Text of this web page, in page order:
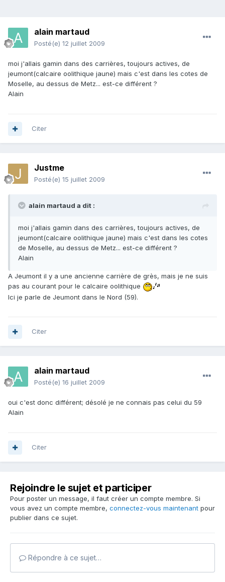
alain martaud
Posté(e) 12 juillet 2009
moi j'allais gamin dans des carrières, toujours actives, de
jeumont(calcaire oolithique jaune) mais c'est dans les cotes de
Moselle, au dessus de Metz... est-ce différent ?
Alain
Citer
Justme
Posté(e) 15 juillet 2009
alain martaud a dit :
moi j'allais gamin dans des carrières, toujours actives, de
jeumont(calcaire oolithique jaune) mais c'est dans les cotes
de Moselle, au dessus de Metz... est-ce différent ?
Alain
A Jeumont il y a une ancienne carrière de grès, mais je ne suis
pas au courant pour le calcaire oolithique
Ici je parle de Jeumont dans le Nord (59).
Citer
alain martaud
Posté(e) 16 juillet 2009
oui c'est donc différent; désolé je ne connais pas celui du 59
Alain
Citer
Rejoindre le sujet et participer
Pour poster un message, il faut créer un compte membre. Si
vous avez un compte membre, connectez-vous maintenant pour
publier dans ce sujet.
Répondre à ce sujet…